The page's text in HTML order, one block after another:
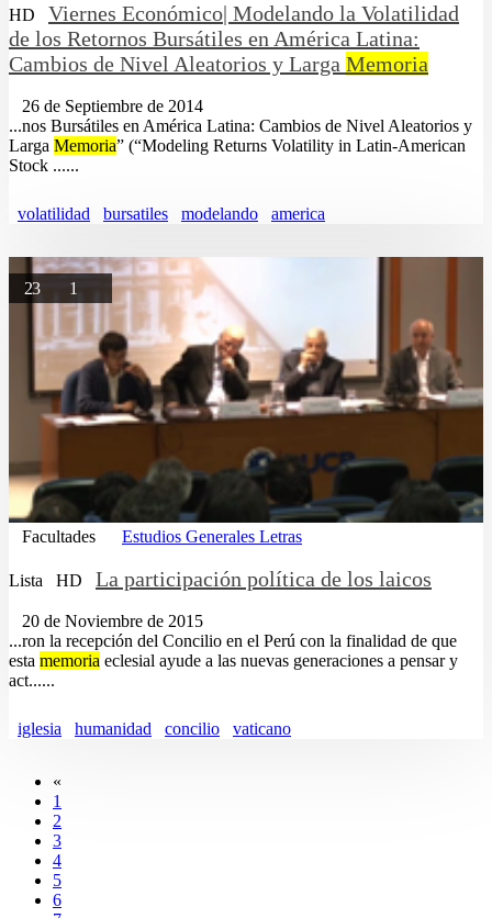
HD
Viernes Económico| Modelando la Volatilidad
de los Retornos Bursátiles en América Latina:
Cambios de Nivel Aleatorios y Larga Memoria
26 de Septiembre de 2014
...nos Bursátiles en América Latina: Cambios de Nivel Aleatorios y
Larga Memoria” (“Modeling Returns Volatility in Latin-American
Stock ......
volatilidad bursatiles modelando america
23 1
Facultades Estudios Generales Letras
Lista HD La participación política de los laicos
20 de Noviembre de 2015
...ron la recepción del Concilio en el Perú con la finalidad de que
esta memoria eclesial ayude a las nuevas generaciones a pensar y
act......
iglesia humanidad concilio vaticano
«
1
2
3
4
5
6